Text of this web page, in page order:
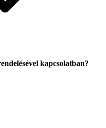
kapcsolatban?